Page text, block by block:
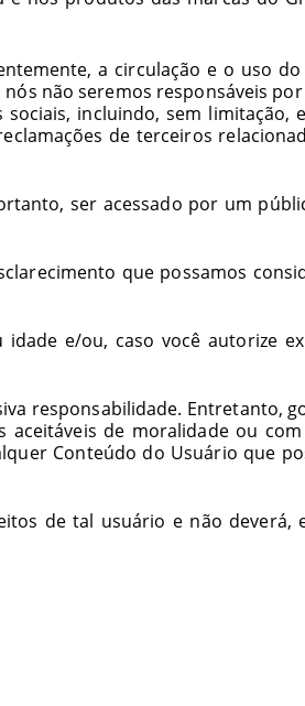
a circulação e o uso
não seremos responsáveis
incluindo, sem limitação,
de terceiros
ser acessado por um
que possamos
e/ou, caso você autorize
responsabilidade. Entretanto,
de moralidade ou
Conteúdo do Usuário que
de tal usuário e não deverá,